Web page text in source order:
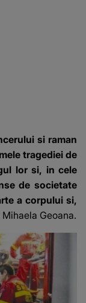
si raman
tragediei de
lor si, in cele
de societate
a corpului si,
Geoana.